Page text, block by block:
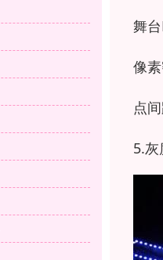
舞
像
点
5.